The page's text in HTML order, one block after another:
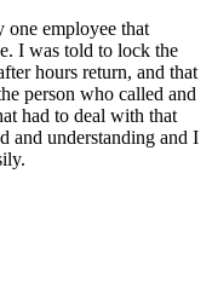
one employee that
I was told to lock the
hours return, and that
person who called and
had to deal with that
and understanding and I